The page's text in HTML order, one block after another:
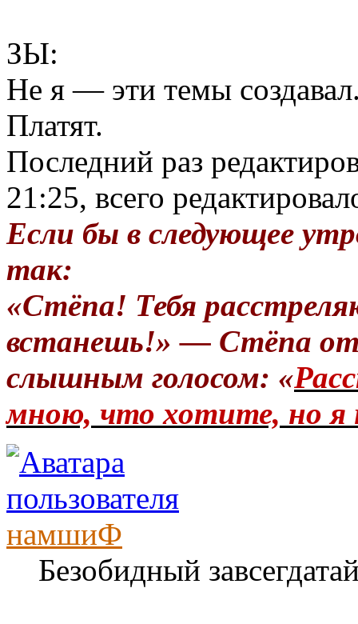
ЗЫ:
Не я — эти темы
Платят.
Последний раз
21:25, всего
Если бы в следующее
так:
«Стёпа! Тебя
встанешь!» — Стёпа
слышным голосом: «
мною, что хотите, но я
намшиФ
Безобидный